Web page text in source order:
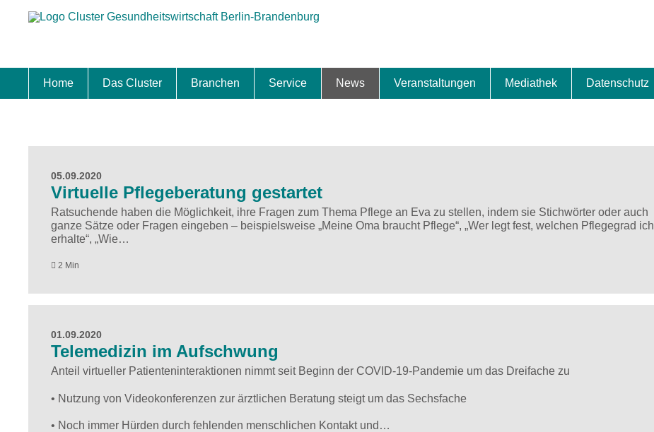
Home Das Cluster Branchen Service News Veranstaltungen Mediathek Datenschutz
05.09.2020
Virtuelle Pflegeberatung gestartet
Ratsuchende haben die Möglichkeit, ihre Fragen zum Thema Pflege an Eva zu stellen, indem sie Stichwörter oder auch
ganze Sätze oder Fragen eingeben – beispielsweise „Meine Oma braucht Pflege“, „Wer legt fest, welchen Pflegegrad ich
erhalte“, „Wie…
2 Min
01.09.2020
Telemedizin im Aufschwung
Anteil virtueller Patienteninteraktionen nimmt seit Beginn der COVID-19-Pandemie um das Dreifache zu
• Nutzung von Videokonferenzen zur ärztlichen Beratung steigt um das Sechsfache
• Noch immer Hürden durch fehlenden menschlichen Kontakt und…